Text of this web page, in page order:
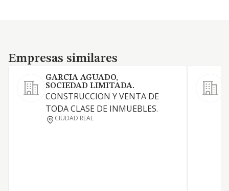
Empresas similares
Empresas similares
GARCIA AGUADO,
SOCIEDAD LIMITADA.
CONSTRUCCION Y VENTA DE
TODA CLASE DE INMUEBLES.
CIUDAD REAL